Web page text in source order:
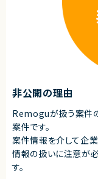
非公開の理由
Remoguが扱う案件
案件です。
案件情報を介して企
情報の扱いに注意が
す。